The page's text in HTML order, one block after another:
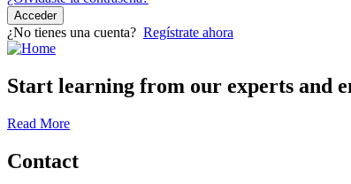
Acceder
¿No tienes una cuenta? Regístrate ahora
Start learning from our experts and
Read More
Contact